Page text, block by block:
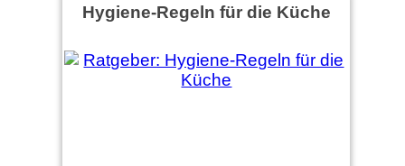
Hygiene-Regeln für die Küche